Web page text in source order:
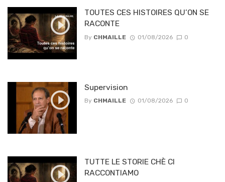
TOUTES CES HISTOIRES QU’ON SE
RACONTE
By CHMAILLE 01/08/2026 0
Supervision
By CHMAILLE 01/08/2026 0
TUTTE LE STORIE CHÈ CI
RACCONTIAMO